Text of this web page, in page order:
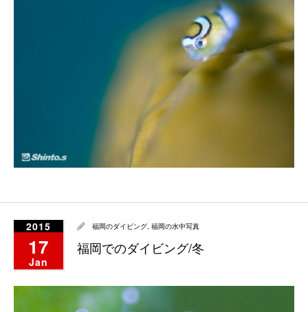
2015
17
Jan
福岡のダイビング 福岡の水中写真
福岡でのダイビング/冬